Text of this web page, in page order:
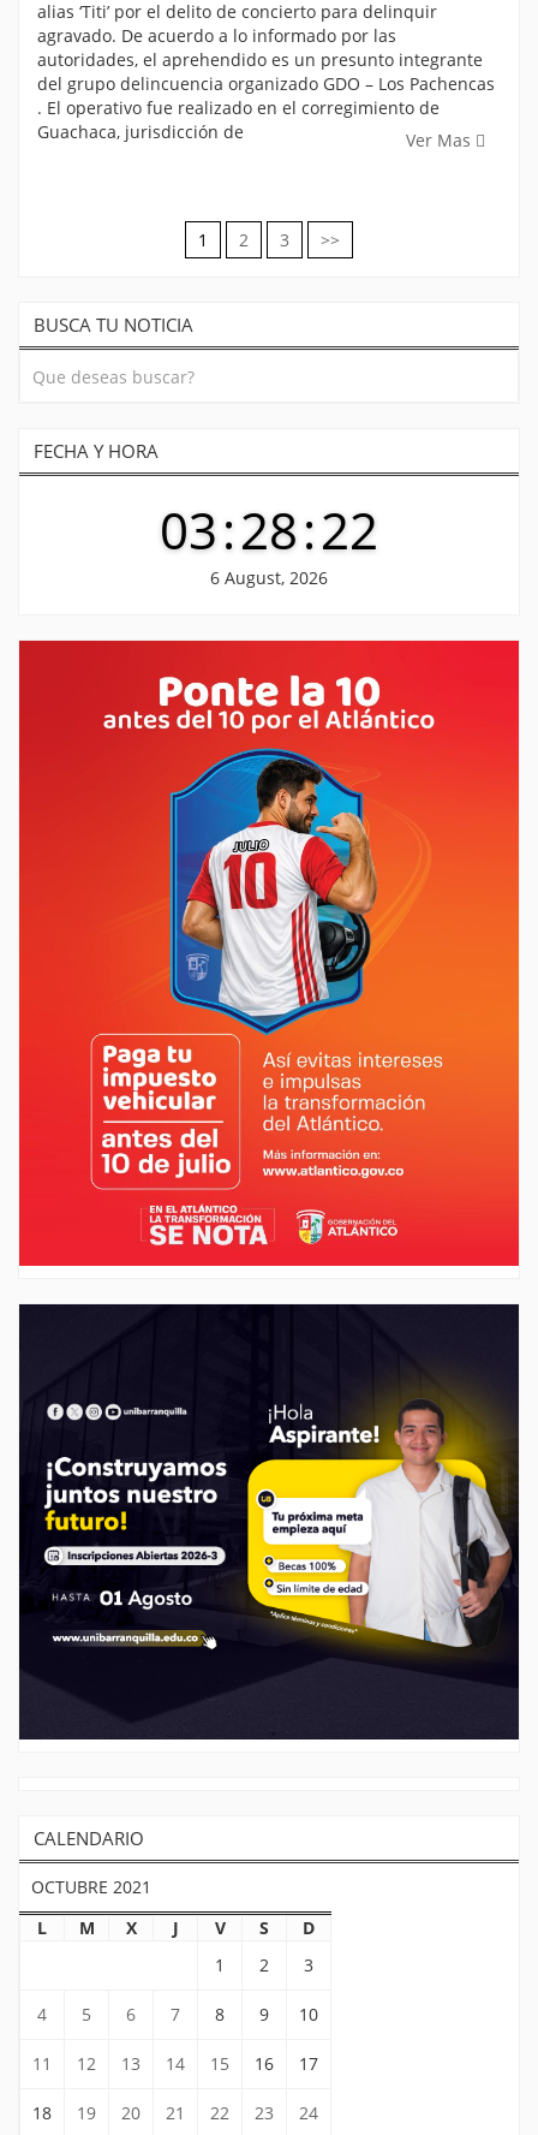
alias ‘Titi’ por el delito de concierto para delinquir
agravado. De acuerdo a lo informado por las
autoridades, el aprehendido es un presunto integrante
del grupo delincuencia organizado GDO – Los Pachencas
. El operativo fue realizado en el corregimiento de
Guachaca, jurisdicción de
Ver Mas
Navegación
de
entradas
1 2 3 >>
BUSCA TU NOTICIA
FECHA Y HORA
03:28:23
6 August, 2026
CALENDARIO
OCTUBRE 2021
L
M X J V S
D
1
2 3
4 5 6 7 8 9 10
11 12 13 14 15 16 17
18 19 20 21 22 23 24